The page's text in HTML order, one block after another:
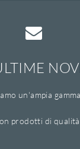
un'ampia
prodotti di qualità